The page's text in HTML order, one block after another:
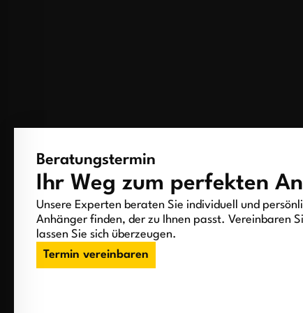
Beratungstermin
Ihr Weg zum perfekten
Unsere Experten beraten Sie individuell und
Anhänger finden, der zu Ihnen passt. Vereinbaren
lassen Sie sich überzeugen.
Termin vereinbaren